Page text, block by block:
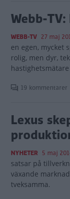
Webb-
WEBB-TV 27 maj
en egen, mycket
rolig, men dyr,
19 kommentarer
Lexus
NYHETER 5 maj
satsar på
växande
tveksamma.